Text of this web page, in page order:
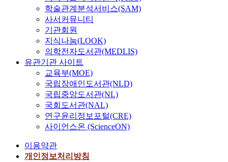
학술관계분석서비스(SAM)
사서커뮤니티
기관회원
지식나눔(LOOK)
의학전자도서관(MEDLIS)
유관기관 사이트
교육부(MOE)
국립장애인도서관(NLD)
국립중앙도서관(NL)
국회도서관(NAL)
연구윤리정보포털(CRE)
사이언스온 (ScienceON)
이용약관
개인정보처리방침